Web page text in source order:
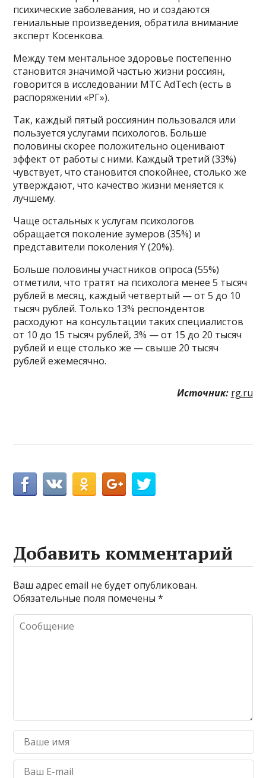
психические заболевания, но и создаются
гениальные произведения, обратила внимание
эксперт Косенкова.
Между тем ментальное здоровье постепенно
становится значимой частью жизни россиян,
говорится в исследовании МТС AdTech (есть в
распоряжении «РГ»).
Так, каждый пятый россиянин пользовался или
пользуется услугами психологов. Больше
половины скорее положительно оценивают
эффект от работы с ними. Каждый третий (33%)
чувствует, что становится спокойнее, столько же
утверждают, что качество жизни меняется к
лучшему.
Чаще остальных к услугам психологов
обращается поколение зумеров (35%) и
представители поколения Y (20%).
Больше половины участников опроса (55%)
отметили, что тратят на психолога менее 5 тысяч
рублей в месяц, каждый четвертый — от 5 до 10
тысяч рублей. Только 13% респондентов
расходуют на консультации таких специалистов
от 10 до 15 тысяч рублей, 3% — от 15 до 20 тысяч
рублей и еще столько же — свыше 20 тысяч
рублей ежемесячно.
Источник: rg.ru
Добавить комментарий
Ваш адрес email не будет опубликован.
Обязательные поля помечены*